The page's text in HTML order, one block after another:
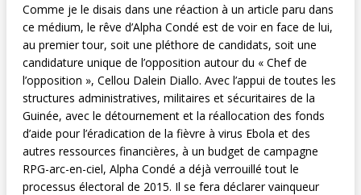
Comme je le disais dans une réaction à un article paru dans
ce médium, le rêve d’Alpha Condé est de voir en face de lui,
au premier tour, soit une pléthore de candidats, soit une
candidature unique de l’opposition autour du « Chef de
l’opposition », Cellou Dalein Diallo. Avec l’appui de toutes les
structures administratives, militaires et sécuritaires de la
Guinée, avec le détournement et la réallocation des fonds
d’aide pour l’éradication de la fièvre à virus Ebola et des
autres ressources financières, à un budget de campagne
RPG-arc-en-ciel, Alpha Condé a déjà verrouillé tout le
processus électoral de 2015. Il se fera déclarer vainqueur